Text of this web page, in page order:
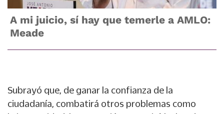
A mi juicio, sí hay que temerle a AMLO:
Meade
Subrayó que, de ganar la confianza de la
ciudadanía, combatirá otros problemas como